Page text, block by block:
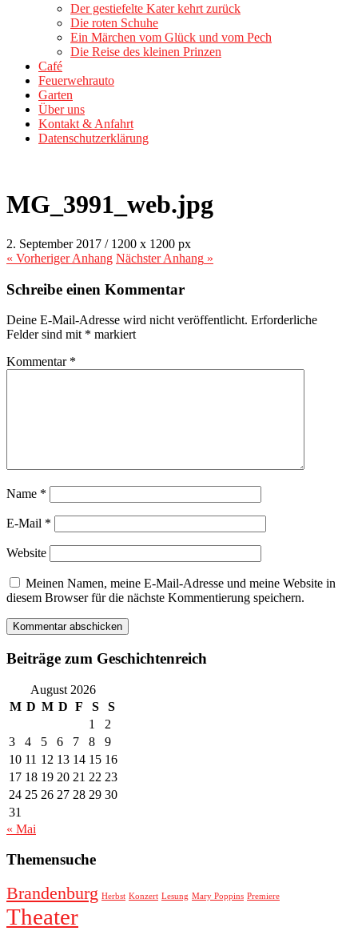
Der gestiefelte Kater kehrt zurück
Die roten Schuhe
Ein Märchen vom Glück und vom Pech
Die Reise des kleinen Prinzen
Café
Feuerwehrauto
Garten
Über uns
Kontakt & Anfahrt
Datenschutzerklärung
MG_3991_web.jpg
2. September 2017 / 1200 x 1200 px
« VorherigerAnhang NächsterAnhang »
Schreibe einen Kommentar
Deine E-Mail-Adresse wird nicht veröffentlicht. Erforderliche
Felder sind mit * markiert
Kommentar *
Name *
E-Mail *
Website
Meinen Namen, meine E-Mail-Adresse und meine Website in
diesem Browser für die nächste Kommentierung speichern.
Beiträge zum Geschichtenreich
August 2026
M D M D F S
S
1
2
3
4 5 6 7 8
9
10 11 12 13 14 15 16
17 18 19 20 21 22 23
24 25 26 27 28 29 30
31
« Mai
Themensuche
Brandenburg Herbst Konzert Lesung Mary Poppins Premiere
Theater